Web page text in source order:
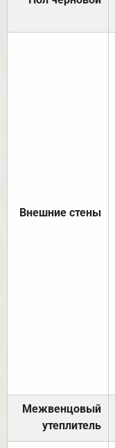
Внешние стены
Межвенцовый
утеплитель